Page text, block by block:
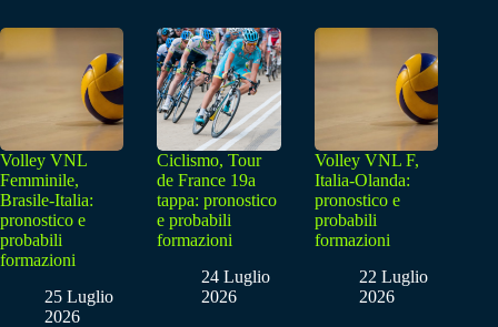
Volley VNL
Femminile,
Brasile-Italia:
pronostico e
probabili
formazioni
25 Luglio
2026
Ciclismo, Tour
de France 19a
tappa: pronostico
e probabili
formazioni
24 Luglio
2026
Volley VNL F,
Italia-Olanda:
pronostico e
probabili
formazioni
22 Luglio
2026